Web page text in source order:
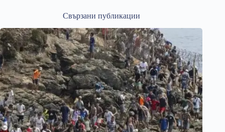
Свързани публикации